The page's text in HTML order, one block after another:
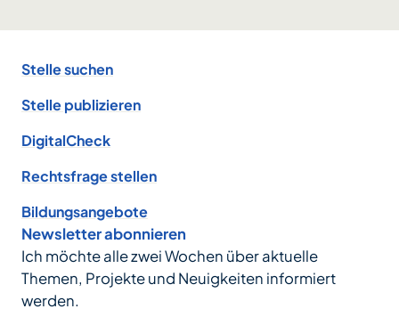
Stelle suchen
Stelle publizieren
DigitalCheck
Rechtsfrage stellen
Bildungsangebote
Newsletter abonnieren
Ich möchte alle zwei Wochen über aktuelle
Themen, Projekte und Neuigkeiten informiert
werden.